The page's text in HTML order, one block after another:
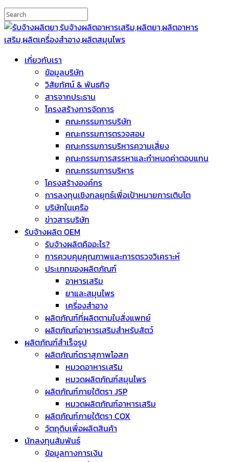
เกี่ยวกับเรา
ข้อมูลบริษัท
วิสัยทัศน์ & พันธกิจ
สารจากประธาน
โครงสร้างการจัดการ
คณะกรรมการบริษัท
คณะกรรมการตรวจสอบ
คณะกรรมการบริหารความเสี่ยง
คณะกรรมการสรรหาและกำหนดค่าตอบแทน
คณะกรรมการบริหาร
โครงสร้างองค์กร
การลงทุนเชิงกลยุทธ์เพื่อเป้าหมายการเติบโต
บริษัทในเครือ
ข่าวสารบริษัท
รับจ้างผลิต OEM
รับจ้างผลิตคืออะไร?
การควบคุมคุณภาพและการตรวจวิเคราะห์
ประเภทของผลิตภัณฑ์
อาหารเสริม
ยาและสมุนไพร
เครื่องสำอาง
ผลิตภัณฑ์ที่ผลิตตามใบสั่งแพทย์
ผลิตภัณฑ์อาหารเสริมสำหรับสัตว์
ผลิตภัณฑ์สำเร็จรูป
ผลิตภัณฑ์ตราสุภาพโอสภ
หมวดอาหารเสริม
หมวดผลิตภัณฑ์สมุนไพร
ผลิตภัณฑ์ภายใต้ตรา JSP
หมวดผลิตภัณฑ์อาหารเสริม
ผลิตภัณฑ์ภายใต้ตรา COX
วัตถุดิบเพื่อผลิตสินค้า
นักลงทุนสัมพันธ์
ข้อมูลทางการเงิน